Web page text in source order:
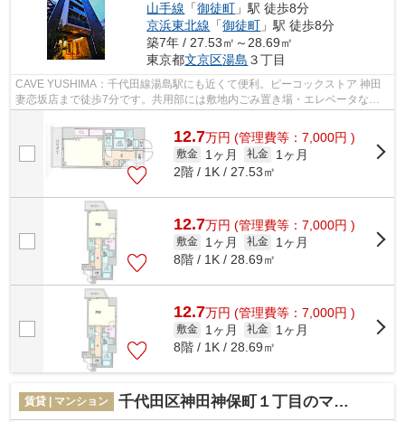
山手線 「御徒町 」駅 徒歩8分
京浜東北線 「御徒町 」駅 徒歩8分
築7年 / 27.53㎡～28.69㎡
東京都文京区湯島 ３丁目
CAVE YUSHIMA：千代田線湯島駅にも近くて便利。ピーコックストア 神田
妻恋坂店まで徒歩7分です。共用部には敷地内ごみ置き場・エレベータなど
12.7万円 (管理費等：7,000円 )
敷金 1ヶ月 礼金
1ヶ月
2階 / 1K / 27.53㎡
12.7万円 (管理費等：7,000円 )
敷金 1ヶ月 礼金
1ヶ月
8階 / 1K / 28.69㎡
12.7万円 (管理費等：7,000円 )
敷金 1ヶ月 礼金
1ヶ月
8階 / 1K / 28.69㎡
賃貸 | マンション 千代田区神田神保町１丁目のマンション